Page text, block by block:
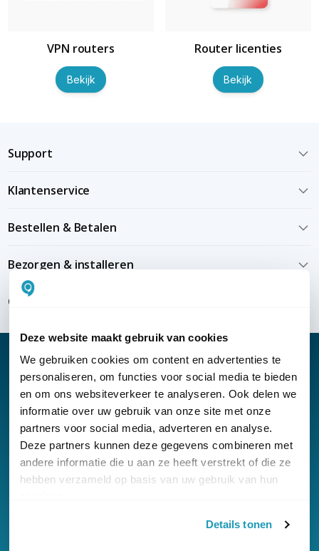
Deze website maakt gebruik van cookies
We gebruiken cookies om content en advertenties te
personaliseren, om functies voor social media te bieden
en om ons websiteverkeer te analyseren. Ook delen we
informatie over uw gebruik van onze site met onze
partners voor social media, adverteren en analyse.
Deze partners kunnen deze gegevens combineren met
andere informatie die u aan ze heeft verstrekt of die ze
hebben verzameld op basis van uw gebruik van hun
Details tonen
VPN routers
Bekijk
Router licenties
Bekijk
Support
Klantenservice
Bestellen & Betalen
Bezorgen & installeren
Over KommaGo
Nieuwsbrief
Klantenservice